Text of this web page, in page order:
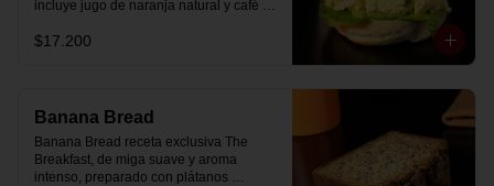
incluye jugo de naranja natural y café o
$17.200
Banana Bread
Banana Bread receta exclusiva The
Breakfast, de miga suave y aroma
intenso, preparado con plátanos